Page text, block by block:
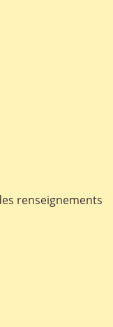
renseignements